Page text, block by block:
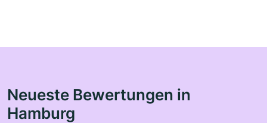
Neueste Bewertungen in
Hamburg